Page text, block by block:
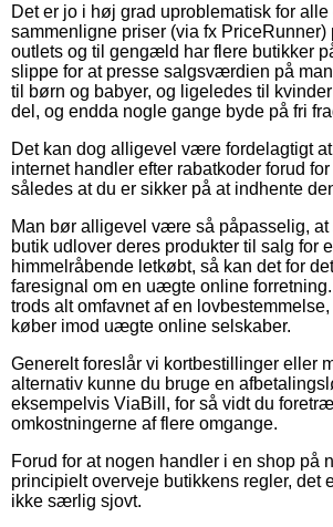
Det er jo i høj grad uproblematisk for
sammenligne priser (via fx PriceRunner)
outlets og til gengæld har flere butikker
slippe for at presse salgsværdien på
til børn og babyer, og ligeledes til
del, og endda nogle gange byde på fri
Det kan dog alligevel være fordelagtigt
internet handler efter rabatkoder forud
således at du er sikker på at indhente
Man bør alligevel være så påpasselig, at
butik udlover deres produkter til salg for
himmelråbende letkøbt, så kan det for
faresignal om en uægte online
trods alt omfavnet af en
køber imod uægte online selskaber.
Generelt foreslår vi kortbestillinger eller
alternativ kunne du bruge en
eksempelvis ViaBill, for så vidt du
omkostningerne af flere omgange.
Forud for at nogen handler i en shop på
principielt overveje butikkens regler, det
ikke særlig sjovt.